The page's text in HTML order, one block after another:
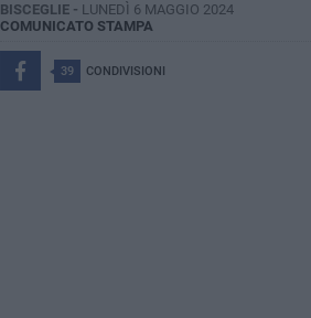
BISCEGLIE - LUNEDÌ 6 MAGGIO 2024
COMUNICATO STAMPA
39 CONDIVISIONI